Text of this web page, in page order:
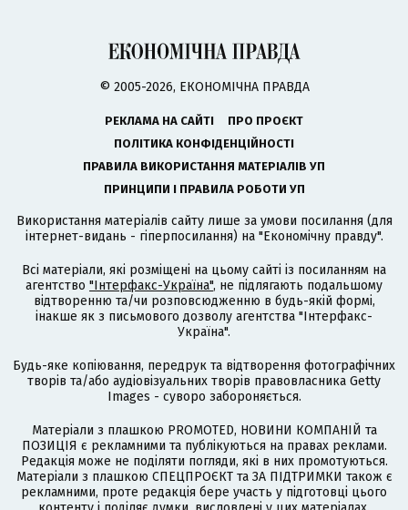
© 2005-2026, ЕКОНОМІЧНА ПРАВДА
РЕКЛАМА НА САЙТІ
ПРО ПРОЄКТ
ПОЛІТИКА КОНФІДЕНЦІЙНОСТІ
ПРАВИЛА ВИКОРИСТАННЯ МАТЕРІАЛІВ УП
ПРИНЦИПИ І ПРАВИЛА РОБОТИ УП
Використання матеріалів сайту лише за умови посилання (для
інтернет-видань - гіперпосилання) на "Економічну правду".
Всі матеріали, які розміщені на цьому сайті із посиланням на
агентство "Інтерфакс-Україна", не підлягають подальшому
відтворенню та/чи розповсюдженню в будь-якій формі,
інакше як з письмового дозволу агентства "Інтерфакс-
Україна".
Будь-яке копіювання, передрук та відтворення фотографічних
творів та/або аудіовізуальних творів правовласника Getty
Images - суворо забороняється.
Матеріали з плашкою PROMOTED, НОВИНИ КОМПАНІЙ та
ПОЗИЦІЯ є рекламними та публікуються на правах реклами.
Редакція може не поділяти погляди, які в них промотуються.
Матеріали з плашкою СПЕЦПРОЄКТ та ЗА ПІДТРИМКИ також є
рекламними, проте редакція бере участь у підготовці цього